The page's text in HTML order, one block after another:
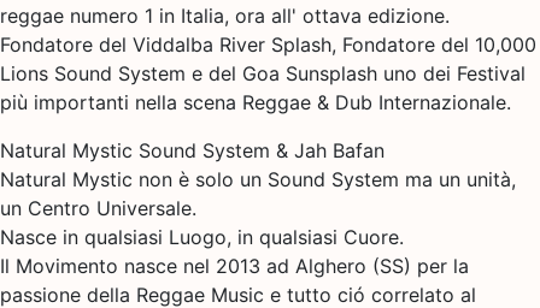
reggae numero 1 in Italia, ora all' ottava edizione.
Fondatore del Viddalba River Splash, Fondatore del 10,000
Lions Sound System e del Goa Sunsplash uno dei Festival
più importanti nella scena Reggae & Dub Internazionale.
Natural Mystic Sound System & Jah Bafan
Natural Mystic non è solo un Sound System ma un unità,
un Centro Universale.
Nasce in qualsiasi Luogo, in qualsiasi Cuore.
Il Movimento nasce nel 2013 ad Alghero (SS) per la
passione della Reggae Music e tutto ció correlato al